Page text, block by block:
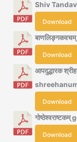
Shiv
Download
Download
आपदुद्धारक
Download
Download